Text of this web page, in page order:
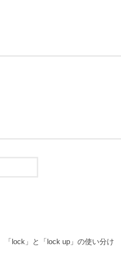
「lock」と「lock up」の使い分け